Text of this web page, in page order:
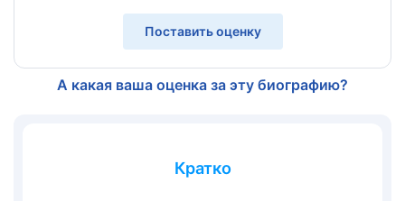
Поставить оценку
А какая ваша оценка за эту биографию?
Кратко